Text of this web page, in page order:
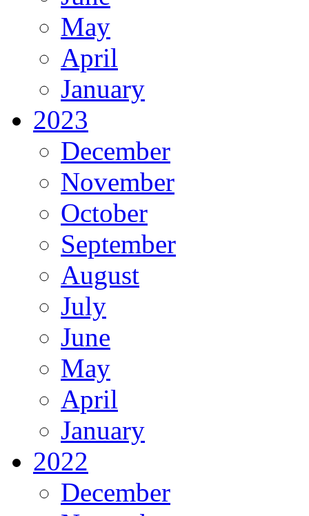
May
April
January
2023
December
November
October
September
August
July
June
May
April
January
2022
December